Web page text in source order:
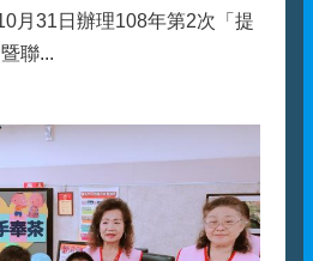
月31日辦理108年第2次「提
聯...